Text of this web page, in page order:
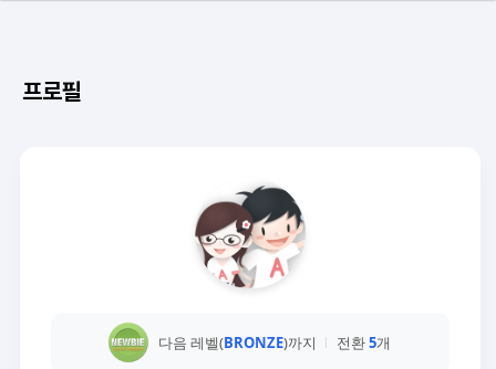
프로필
다음 레벨(BRONZE)까지 전환5개